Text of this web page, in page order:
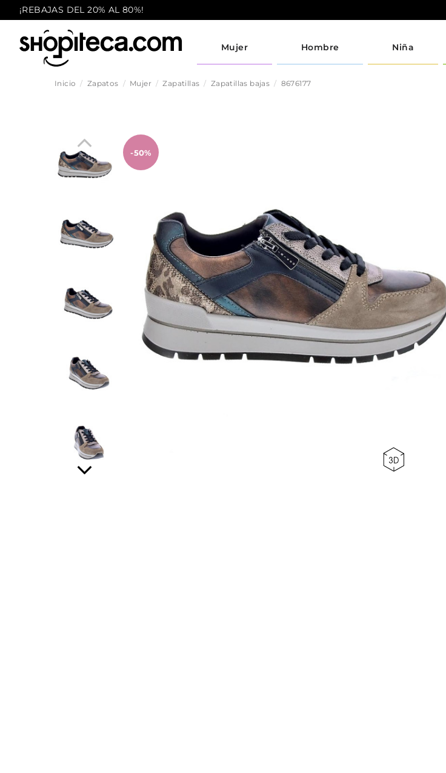
¡REBAJAS DEL 20% AL 80%!
Mujer Hombre Niña
Inicio Zapatos Mujer Zapatillas Zapatillas bajas 8676177
-50%